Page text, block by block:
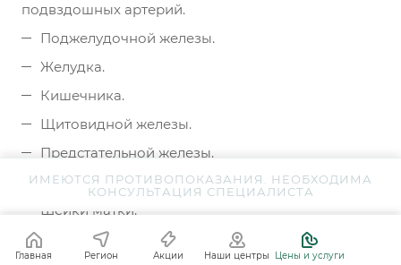
подвздошных артерий.
Поджелудочной железы.
Желудка.
Кишечника.
Щитовидной железы.
Предстательной железы.
Слюнных желез.
Шейки матки.
Матки и ее придатков.
ИМЕЮТСЯ ПРОТИВОПОКАЗАНИЯ. НЕОБХОДИМА
КОНСУЛЬТАЦИЯ СПЕЦИАЛИСТА
Главная Регион Акции Наши центры Цены и услуги